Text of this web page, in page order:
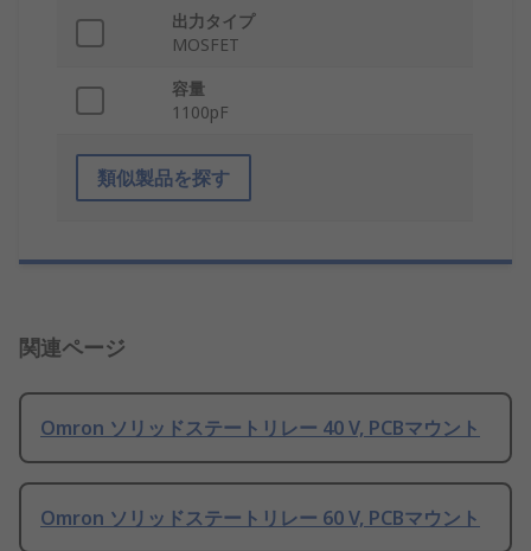
出力タイプ
MOSFET
容量
1100pF
類似製品を探す
関連ページ
Omron ソリッドステートリレー 40 V, PCBマウント
Omron ソリッドステートリレー 60 V, PCBマウント